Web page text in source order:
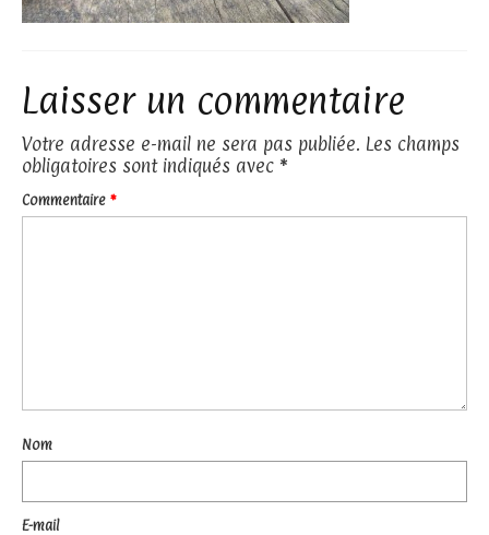
Laisser un commentaire
Votre adresse e-mail ne sera pas publiée. Les champs
obligatoires sont indiqués avec *
Commentaire *
Nom
E-mail